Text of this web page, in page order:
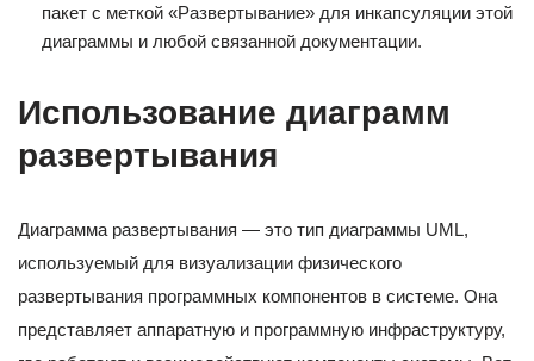
пакет с меткой «Развертывание» для инкапсуляции этой
диаграммы и любой связанной документации.
Использование диаграмм
развертывания
Диаграмма развертывания — это тип диаграммы UML,
используемый для визуализации физического
развертывания программных компонентов в системе. Она
представляет аппаратную и программную инфраструктуру,